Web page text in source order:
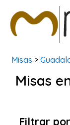
BUSCAR MISAS
Misas >
Misas
Filtrar